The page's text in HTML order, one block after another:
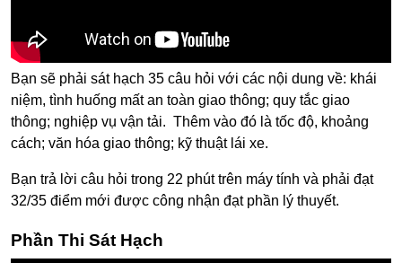
Bạn sẽ phải sát hạch 35 câu hỏi với các nội dung về: khái
niệm, tình huống mất an toàn giao thông; quy tắc giao
thông; nghiệp vụ vận tải. Thêm vào đó là tốc độ, khoảng
cách; văn hóa giao thông; kỹ thuật lái xe.
Bạn trả lời câu hỏi trong 22 phút trên máy tính và phải đạt
32/35 điểm mới được công nhận đạt phần lý thuyết.
Phần Thi Sát Hạch